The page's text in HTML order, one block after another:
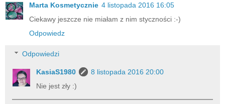
Marta Kosmetycznie 4 listopada 2016 16:05
Ciekawy jeszcze nie miałam z nim styczności :-)
Odpowiedz
Odpowiedzi
KasiaS1980
8 listopada 2016 20:00
Nie jest zły :)